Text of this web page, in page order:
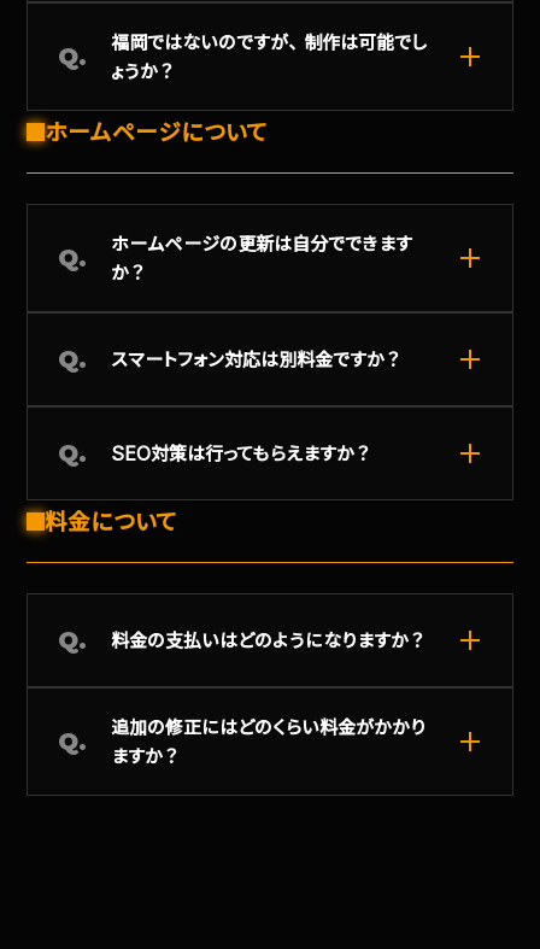
Q.
福岡ではないのですが、制作は可能でし
ょうか？
ホームページについて
Q.
ホームページの更新は自分でできます
か？
Q. スマートフォン対応は別料金ですか？
Q. SEO対策は行ってもらえますか？
料金について
Q. 料金の支払いはどのようになりますか？
Q.
追加の修正にはどのくらい料金がかかり
ますか？